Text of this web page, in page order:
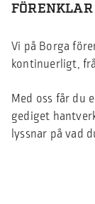
Vi på Borga
kontinuerligt,
Med oss får du
gediget
lyssnar på vad